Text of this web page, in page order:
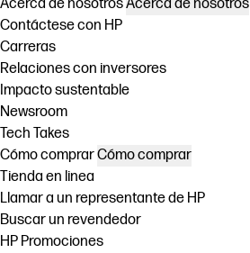
Acerca de nosotrosAcerca de nosotros
Contáctese con HP
Carreras
Relaciones con inversores
Impacto sustentable
Newsroom
Tech Takes
Cómo comprarCómo comprar
Tienda en linea
Llamar a un representante de HP
Buscar un revendedor
HP Promociones